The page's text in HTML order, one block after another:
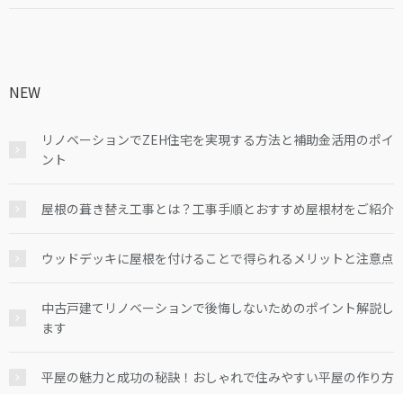
NEW
リノベーションでZEH住宅を実現する方法と補助金活用のポイ
ント
屋根の葺き替え工事とは？工事手順とおすすめ屋根材をご紹介
ウッドデッキに屋根を付けることで得られるメリットと注意点
中古戸建てリノベーションで後悔しないためのポイント解説し
ます
平屋の魅力と成功の秘訣！おしゃれで住みやすい平屋の作り方